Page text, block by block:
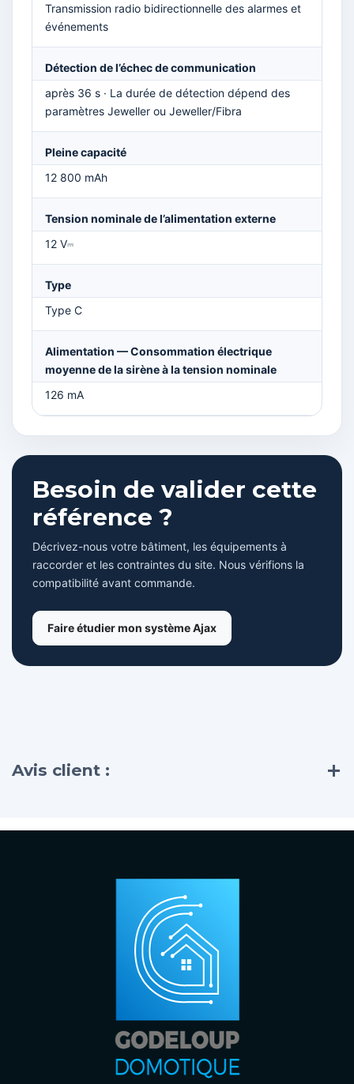
Transmission radio bidirectionnelle des alarmes et
événements
Détection de l’échec de communication
après 36 s · La durée de détection dépend des
paramètres Jeweller ou Jeweller/Fibra
Pleine capacité
12 800 mAh
Tension nominale de l’alimentation externe
12 V⎓
Type
Type C
Alimentation — Consommation électrique
moyenne de la sirène à la tension nominale
126 mA
Besoin de valider cette
référence ?
Décrivez-nous votre bâtiment, les équipements à
raccorder et les contraintes du site. Nous vérifions la
compatibilité avant commande.
Faire étudier mon système Ajax
Avis client :